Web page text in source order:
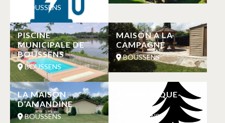
BOUSSENS
PISCINE
MUNICIPALE DE
BOUSSENS
BOUSSENS
MAISON A LA
CAMPAGNE
BOUSSENS
LA MAISON
D’AMANDINE
BOUSSENS
AIRE DE PIQUE-
BOUSSENS